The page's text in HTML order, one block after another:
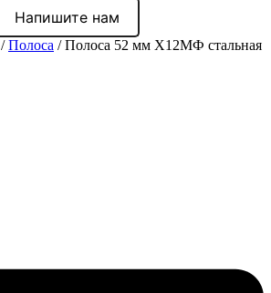
Напишите нам
/Полоса / Полоса 52 мм Х12МФ стальная